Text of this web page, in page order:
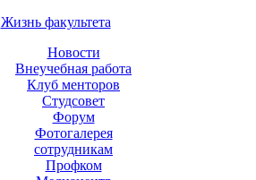
Жизнь факультета
Новости
Внеучебная работа
Клуб менторов
Студсовет
Форум
Фотогалерея
сотрудникам
Профком